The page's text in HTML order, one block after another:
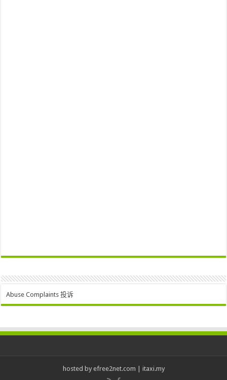
Abuse Complaints 投诉
hosted by efree2net.com itaxi.my